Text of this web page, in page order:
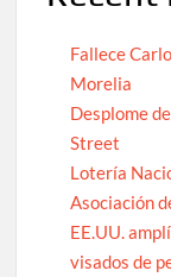
Fallece
Morelia
Desplome
Street
Lotería
Asociación
EE.UU.
visados de